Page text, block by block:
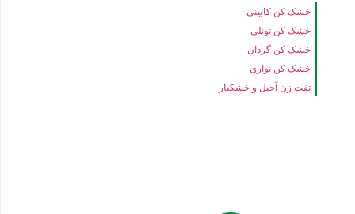
خشک کن کابینی
خشک کن تونلی
خشک کن گردان
خشک کن نواری
تفت زن آجیل و خشکبار